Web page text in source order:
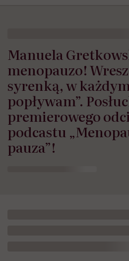
Manuela
menopauzo!
syrenką, w
popływam”.
premierowego
podcastu
pauza”!